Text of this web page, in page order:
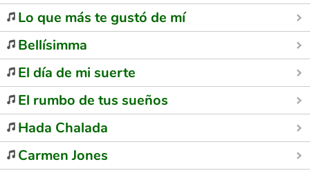
Lo que más te gustó de mí
Bellísimma
El día de mi suerte
El rumbo de tus sueños
Hada Chalada
Carmen Jones